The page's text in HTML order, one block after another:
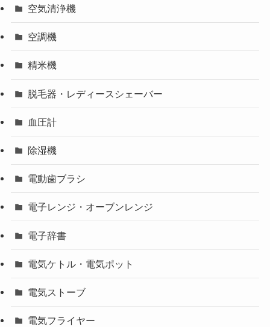
空気清浄機
空調機
精米機
脱毛器・レディースシェーバー
血圧計
除湿機
電動歯ブラシ
電子レンジ・オーブンレンジ
電子辞書
電気ケトル・電気ポット
電気ストーブ
電気フライヤー